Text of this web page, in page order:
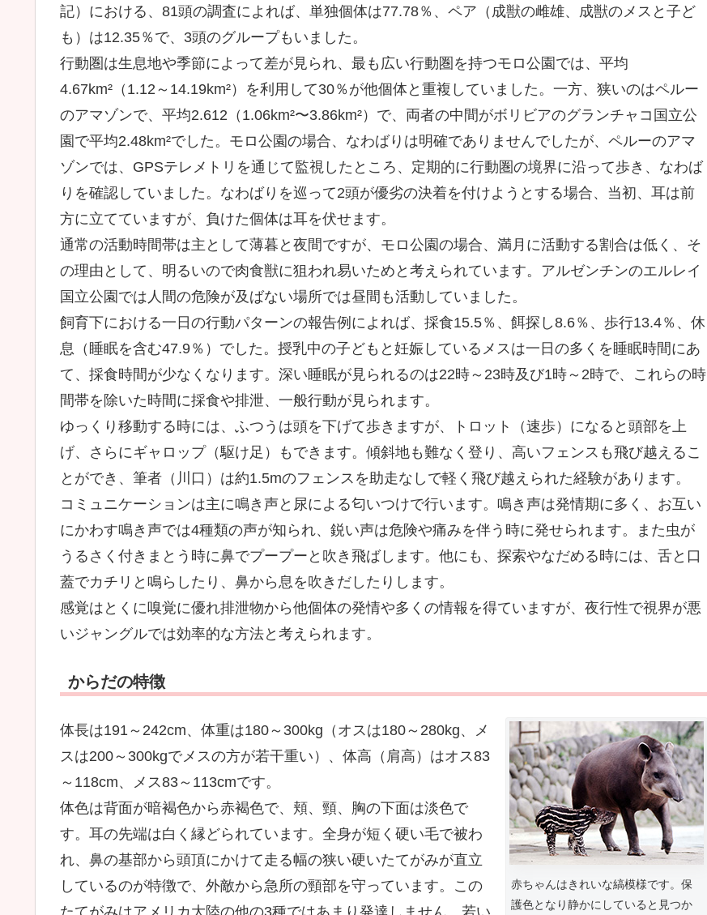
記）における、81頭の調査によれば、単独個体は77.78％、ペア（成獣の雌雄、成獣のメスと子ど
も）は12.35％で、3頭のグループもいました。
行動圏は生息地や季節によって差が見られ、最も広い行動圏を持つモロ公園では、平均
4.67km²（1.12～14.19km²）を利用して30％が他個体と重複していました。一方、狭いのはペルー
のアマゾンで、平均2.612（1.06km²〜3.86km²）で、両者の中間がボリビアのグランチャコ国立公
園で平均2.48km²でした。モロ公園の場合、なわばりは明確でありませんでしたが、ペルーのアマ
ゾンでは、GPSテレメトリを通じて監視したところ、定期的に行動圏の境界に沿って歩き、なわば
りを確認していました。なわばりを巡って2頭が優劣の決着を付けようとする場合、当初、耳は前
方に立てていますが、負けた個体は耳を伏せます。
通常の活動時間帯は主として薄暮と夜間ですが、モロ公園の場合、満月に活動する割合は低く、そ
の理由として、明るいので肉食獣に狙われ易いためと考えられています。アルゼンチンのエルレイ
国立公園では人間の危険が及ばない場所では昼間も活動していました。
飼育下における一日の行動パターンの報告例によれば、採食15.5％、餌探し8.6％、歩行13.4％、休
息（睡眠を含む47.9％）でした。授乳中の子どもと妊娠しているメスは一日の多くを睡眠時間にあ
て、採食時間が少なくなります。深い睡眠が見られるのは22時～23時及び1時～2時で、これらの時
間帯を除いた時間に採食や排泄、一般行動が見られます。
ゆっくり移動する時には、ふつうは頭を下げて歩きますが、トロット（速歩）になると頭部を上
げ、さらにギャロップ（駆け足）もできます。傾斜地も難なく登り、高いフェンスも飛び越えるこ
とができ、筆者（川口）は約1.5mのフェンスを助走なしで軽く飛び越えられた経験があります。
コミュニケーションは主に鳴き声と尿による匂いつけで行います。鳴き声は発情期に多く、お互い
にかわす鳴き声では4種類の声が知られ、鋭い声は危険や痛みを伴う時に発せられます。また虫が
うるさく付きまとう時に鼻でプープーと吹き飛ばします。他にも、探索やなだめる時には、舌と口
蓋でカチリと鳴らしたり、鼻から息を吹きだしたりします。
感覚はとくに嗅覚に優れ排泄物から他個体の発情や多くの情報を得ていますが、夜行性で視界が悪
いジャングルでは効率的な方法と考えられます。
からだの特徴
赤ちゃんはきれいな縞模様です。保
護色となり静かにしていると見つか
体長は191～242cm、体重は180～300kg（オスは180～280kg、メ
スは200～300kgでメスの方が若干重い）、体高（肩高）はオス83
～118cm、メス83～113cmです。
体色は背面が暗褐色から赤褐色で、頬、頸、胸の下面は淡色で
す。耳の先端は白く縁どられています。全身が短く硬い毛で被わ
れ、鼻の基部から頭頂にかけて走る幅の狭い硬いたてがみが直立
しているのが特徴で、外敵から急所の頸部を守っています。この
たてがみはアメリカ大陸の他の3種ではあまり発達しません。若い